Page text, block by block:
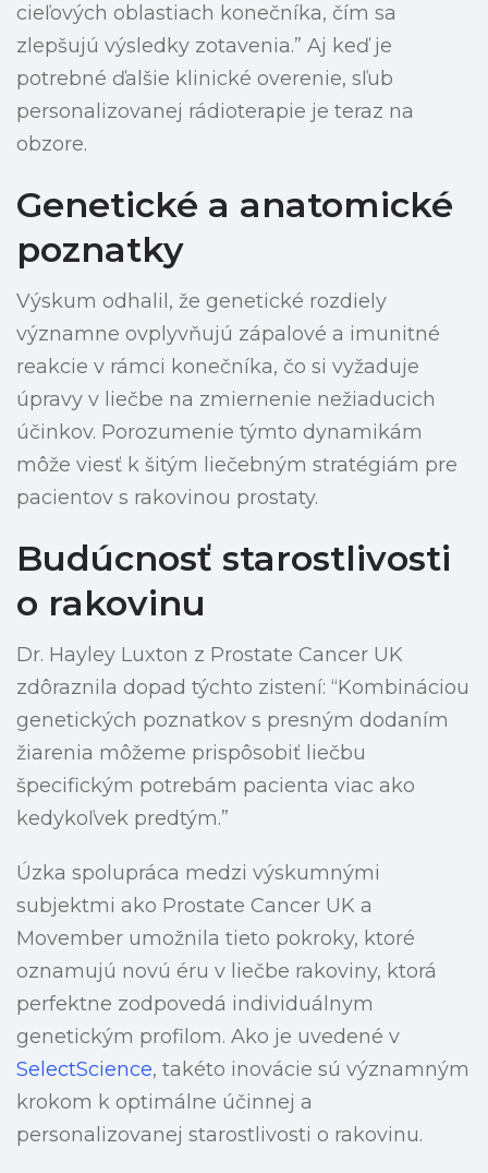
cieľových oblastiach konečníka, čím sa
zlepšujú výsledky zotavenia.” Aj keď je
potrebné ďalšie klinické overenie, sľub
personalizovanej rádioterapie je teraz na
obzore.
Genetické a anatomické
poznatky
Výskum odhalil, že genetické rozdiely
významne ovplyvňujú zápalové a imunitné
reakcie v rámci konečníka, čo si vyžaduje
úpravy v liečbe na zmiernenie nežiaducich
účinkov. Porozumenie týmto dynamikám
môže viesť k šitým liečebným stratégiám pre
pacientov s rakovinou prostaty.
Budúcnosť starostlivosti
o rakovinu
Dr. Hayley Luxton z Prostate Cancer UK
zdôraznila dopad týchto zistení: “Kombináciou
genetických poznatkov s presným dodaním
žiarenia môžeme prispôsobiť liečbu
špecifickým potrebám pacienta viac ako
kedykoľvek predtým.”
Úzka spolupráca medzi výskumnými
subjektmi ako Prostate Cancer UK a
Movember umožnila tieto pokroky, ktoré
oznamujú novú éru v liečbe rakoviny, ktorá
perfektne zodpovedá individuálnym
genetickým profilom. Ako je uvedené v
SelectScience, takéto inovácie sú významným
krokom k optimálne účinnej a
personalizovanej starostlivosti o rakovinu.